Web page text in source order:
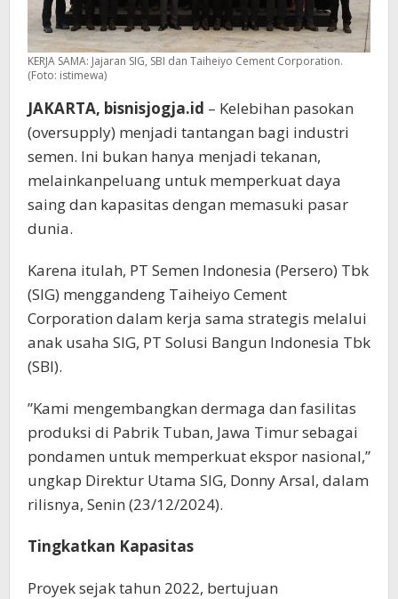
KERJA SAMA: Jajaran SIG, SBI dan Taiheiyo Cement Corporation.
(Foto: istimewa)
JAKARTA, bisnisjogja.id – Kelebihan pasokan
(oversupply) menjadi tantangan bagi industri
semen. Ini bukan hanya menjadi tekanan,
melainkanpeluang untuk memperkuat daya
saing dan kapasitas dengan memasuki pasar
dunia.
Karena itulah, PT Semen Indonesia (Persero) Tbk
(SIG) menggandeng Taiheiyo Cement
Corporation dalam kerja sama strategis melalui
anak usaha SIG, PT Solusi Bangun Indonesia Tbk
(SBI).
”Kami mengembangkan dermaga dan fasilitas
produksi di Pabrik Tuban, Jawa Timur sebagai
pondamen untuk memperkuat ekspor nasional,”
ungkap Direktur Utama SIG, Donny Arsal, dalam
rilisnya, Senin (23/12/2024).
Tingkatkan Kapasitas
Proyek sejak tahun 2022, bertujuan